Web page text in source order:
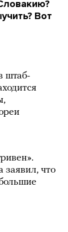
Вот
штаб-
заявил, что